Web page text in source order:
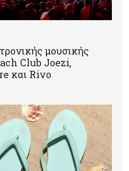
μουσικής
Club Joezi,
και Rivo